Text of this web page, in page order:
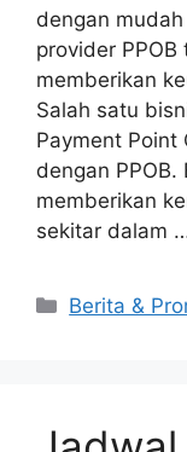
dengan
provider
memberikan
Salah satu
Payment Point
dengan
memberikan
sekitar dalam
Berita &